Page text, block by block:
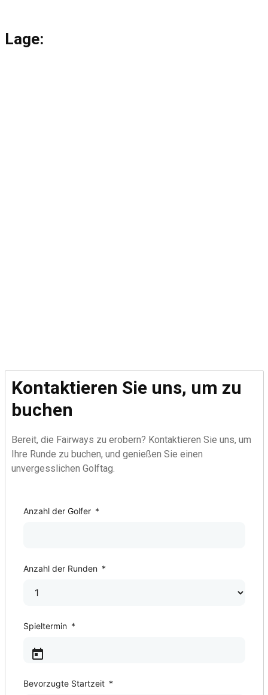
Lage:
Kontaktieren Sie uns, um zu
buchen
Bereit, die Fairways zu erobern? Kontaktieren Sie uns, um
Ihre Runde zu buchen, und genießen Sie einen
unvergesslichen Golftag.
Golf Course
Anzahl der Golfer *
Anzahl der Runden *
Spieltermin *
Bevorzugte Startzeit *